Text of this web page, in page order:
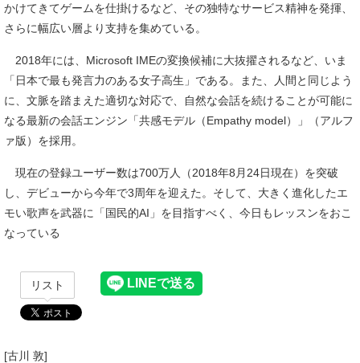
かけてきてゲームを仕掛けるなど、その独特なサービス精神を発揮、
さらに幅広い層より支持を集めている。
2018年には、Microsoft IMEの変換候補に大抜擢されるなど、いま
「日本で最も発言力のある女子高生」である。また、人間と同じよう
に、文脈を踏まえた適切な対応で、自然な会話を続けることが可能に
なる最新の会話エンジン「共感モデル（Empathy model）」（アルフ
ァ版）を採用。
現在の登録ユーザー数は700万人（2018年8月24日現在）を突破
し、デビューから今年で3周年を迎えた。そして、大きく進化したエ
モい歌声を武器に「国民的AI」を目指すべく、今日もレッスンをおこ
なっている
リスト
[古川 敦]